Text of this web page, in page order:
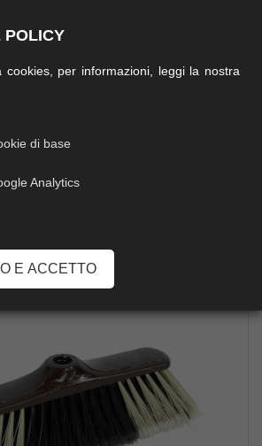
POLICY
cookies, per informazioni, leggi la nostra
di base
Analytics
E ACCETTO